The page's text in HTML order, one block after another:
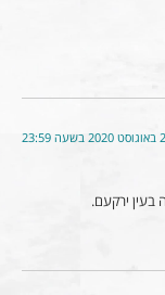
23:59
בעין ירקעם.